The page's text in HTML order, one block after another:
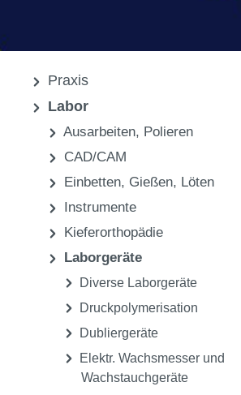
Praxis
Labor
Ausarbeiten, Polieren
CAD/CAM
Einbetten, Gießen, Löten
Instrumente
Kieferorthopädie
Laborgeräte
Diverse Laborgeräte
Druckpolymerisation
Dubliergeräte
Elektr. Wachsmesser und
Wachstauchgeräte